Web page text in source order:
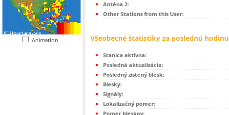
Animation
Anténa 2:
Other Stations from this User:
Všeobecné štatistiky za poslednú hodinu
Stanica aktívna:
Posledná aktualizácia:
Posledný zistený blesk:
Blesky:
Signály:
Lokalizačný pomer:
Pomer bleskov: